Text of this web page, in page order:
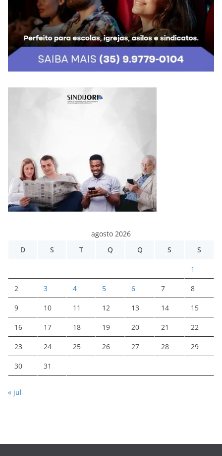
agosto 2026
D
S T Q Q S S
1
2 3 4 5 6 7 8
9 10 11 12 13 14 15
16 17 18 19 20 21 22
23 24 25 26 27 28 29
30 31
« jul